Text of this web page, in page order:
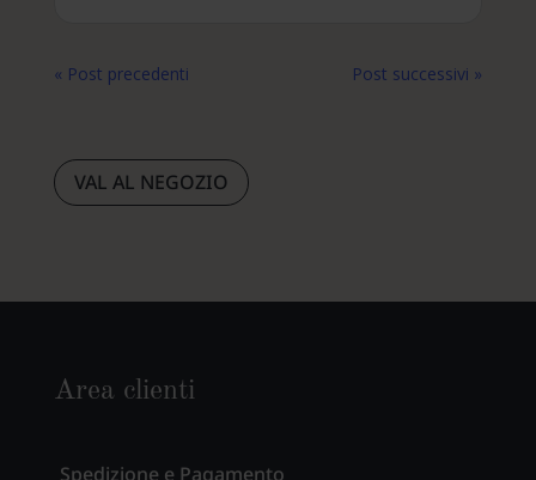
« Post precedenti Post successivi »
VAL AL NEGOZIO
Area clienti
Spedizione e Pagamento